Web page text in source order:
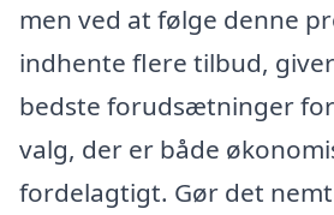
men ved at følge denne
indhente flere tilbud,
bedste forudsætninger
valg, der er både
fordelagtigt. Gør det